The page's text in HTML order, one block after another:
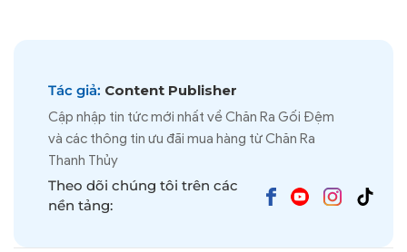
Tác giả: Content Publisher
Cập nhập tin tức mới nhất về Chăn Ra Gối Đệm
và các thông tin ưu đãi mua hàng từ Chăn Ra
Thanh Thủy
Theo dõi chúng tôi trên các
nền tảng: